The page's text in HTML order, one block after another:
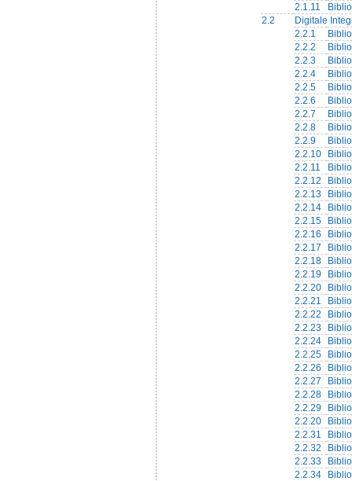
2.1.11
2.2
Digitale
2.2.1
2.2.2
2.2.3
2.2.4
2.2.5
2.2.6
2.2.7
2.2.8
2.2.9
2.2.10
2.2.11
2.2.12
2.2.13
2.2.14
2.2.15
2.2.16
2.2.17
2.2.18
2.2.19
2.2.20
2.2.21
2.2.22
2.2.23
2.2.24
2.2.25
2.2.26
2.2.27
2.2.28
2.2.29
2.2.20
2.2.31
2.2.32
2.2.33
2.2.34